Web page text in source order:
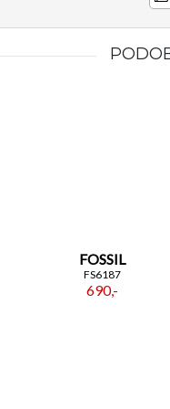
FOSSIL
FS6187
690,-